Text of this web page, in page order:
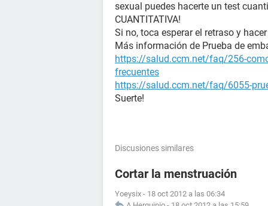
sexual puedes hacerte un test
CUANTITATIVA!
Si no, toca esperar el retraso y
Más información de Prueba de
https://salud.ccm.net/faq/256-
frecuentes
https://salud.ccm.net/faq/6055-
Suerte!
Discusiones similares
Cortar la menstruación
Yoeysix - 18 oct 2012 a las 06:34